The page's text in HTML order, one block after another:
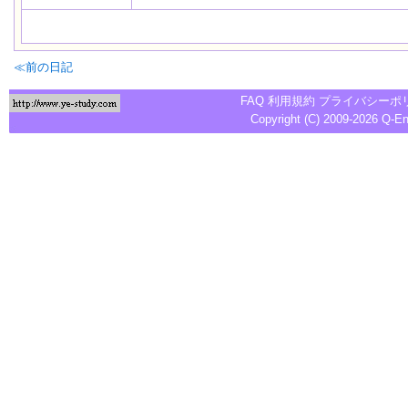
≪前の日記
FAQ 利用規約 プライバシーポ
Copyright (C) 2009-2026 Q-